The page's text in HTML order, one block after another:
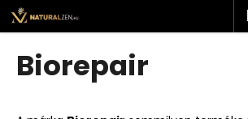
Ugrás
fő
tartalomhoz
Biorepair
K
o
i